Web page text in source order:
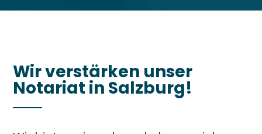
Wir verstärken unser
Notariat in Salzburg!